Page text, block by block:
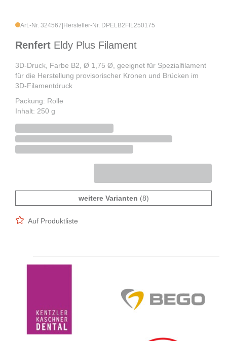
Art.-Nr. 324567 Hersteller-Nr. DPELB2FIL250175
Renfert Eldy Plus Filament
3D-Druck, Farbe B2, Ø 1,75 Ø, geeignet für Spezialfilament
für die Herstellung provisorischer Kronen und Brücken im
3D-Filamentdruck
Packung: Rolle
Inhalt: 250 g
weitere Varianten (8)
Auf Produktliste